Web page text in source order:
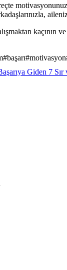
#başarı#motivasyon
Giden 7 Sır